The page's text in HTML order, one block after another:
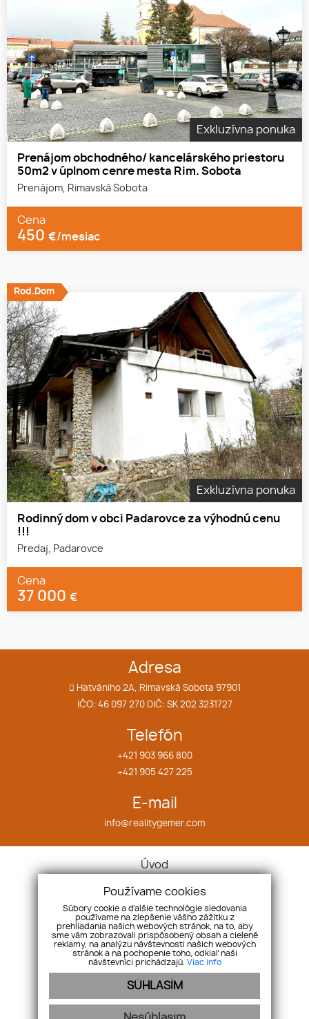
Exkluzívna ponuka
Prenájom obchodného/ kancelárského priestoru
50m2 v úplnom cenre mesta Rim. Sobota
Prenájom, Rimavská Sobota
Cena
450 €/mesiac
Exkluzívna ponuka
Rodinný dom v obci Padarovce za výhodnú cenu
!!!
Predaj, Padarovce
Cena
37 000 €
Rod.Dom
Adresa
Hatvániho 2A, Rimavská Sobota 97901
IČO: 46 097 270 DIČ: SK 202 3231727
Telefón
+421 903 966 800
+421 905 427 225
E-mail
info@realitygemer.com
Úvod
Služby
O nás
Náš tím
Kontakt
Naša ponuka
Ponuka/dopyt
Referencie
Reklamácia
Používame cookies
Súbory cookie a ďalšie technológie sledovania
používame na zlepšenie vášho zážitku z
prehliadania našich webových stránok, na to, aby
sme vám zobrazovali prispôsobený obsah a cielené
reklamy, na analýzu návštevnosti našich webových
stránok a na pochopenie toho, odkiaľ naši
návštevníci prichádzajú. Viac info
SÚHLASÍM